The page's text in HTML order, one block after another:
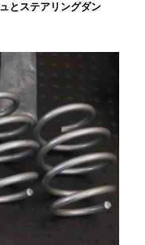
とステアリングダン